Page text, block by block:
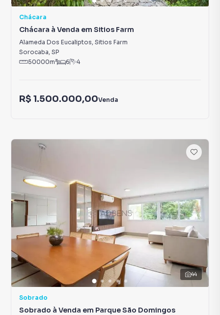
Chácara
Chácara à Venda em Sitios Farm
Alameda Dos Eucaliptos, Sitios Farm
Sorocaba, SP
50000m² 6 4
R$ 1.500.000,00Venda
44
Sobrado
Sobrado à Venda em Parque São Domingos